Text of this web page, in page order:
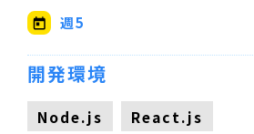
週5
開発環境
Node.js React.js